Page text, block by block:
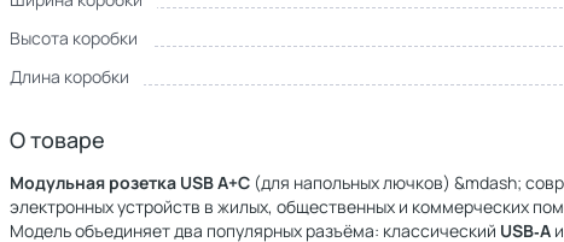
Высота коробки
Длина коробки
О товаре
Модульная розетка USB A+C (для напольных лючков) &mdash;
электронных устройств в жилых, общественных и коммерческих
Модель объединяет два популярных разъёма: классический USB‑A